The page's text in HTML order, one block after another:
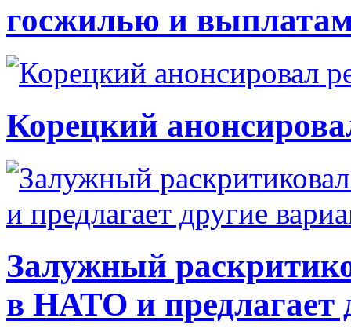
госжилью и
Корецкий
Залужный
в НАТО и предлагает